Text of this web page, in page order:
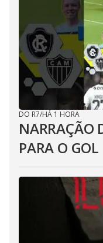
DO R7/HÁ 1 HORA
NARRAÇÃO
PARA O